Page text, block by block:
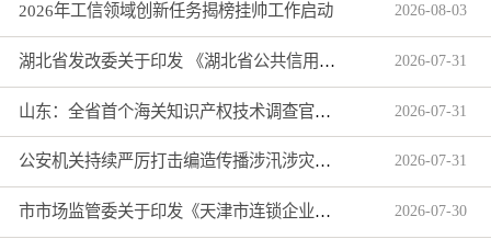
2026年工信领域创新任务揭榜挂帅工作启动 2026-08-03
湖北省发改委关于印发 《湖北省公共信用信息目录（2026年版）》的通知 2026-07-31
山东：全省首个海关知识产权技术调查官制度落地济南自贸片区 2026-07-31
公安机关持续严厉打击编造传播涉汛涉灾网络谣言 2026-07-31
市市场监管委关于印发《天津市连锁企业食品经营许可“先证后核”信用承诺审批实施办法》的通知 2026-07-30